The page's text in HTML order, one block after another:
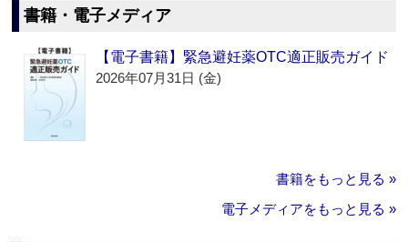
書籍・電子メディア
【電子書籍】緊急避妊薬OTC適正販売ガイド
2026年07月31日 (金)
書籍をもっと見る »
電子メディアをもっと見る »